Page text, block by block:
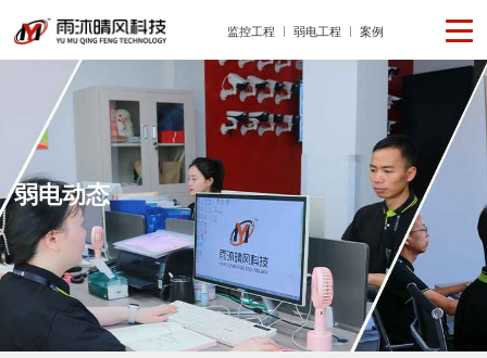
监控工程 弱电工程 案例
弱电动态